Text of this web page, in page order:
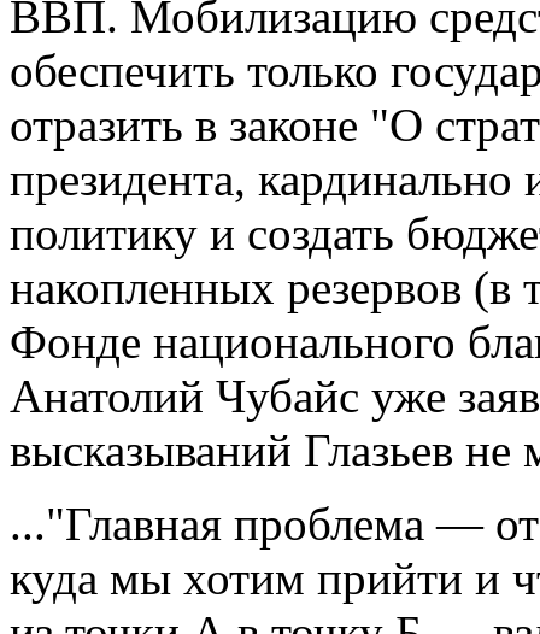
ВВП. Мобилизацию
обеспечить только
отразить в законе "О
президента,
политику и создать
накопленных резервов (в
Фонде национального
Анатолий Чубайс уже
высказываний Глазьев не
..."Главная проблема —
куда мы хотим прийти и